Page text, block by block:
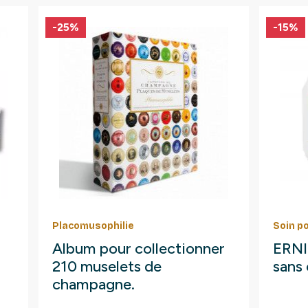
Placomusophilie
Album pour collectionner
210 muselets de
champagne.
-25%
Soin
sans
-15%